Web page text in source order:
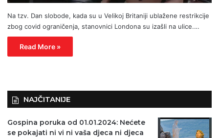
Na tzv. Dan slobode, kada su u Velikoj Britaniji ublažene restrikcije
zbog covid ograničenja, stanovnici Londona su izašli na ulice.…
Read More »
NAJČITANIJE
Gospina poruka od 01.01.2024: Nećete
se pokajati ni vi ni vaša djeca ni djeca